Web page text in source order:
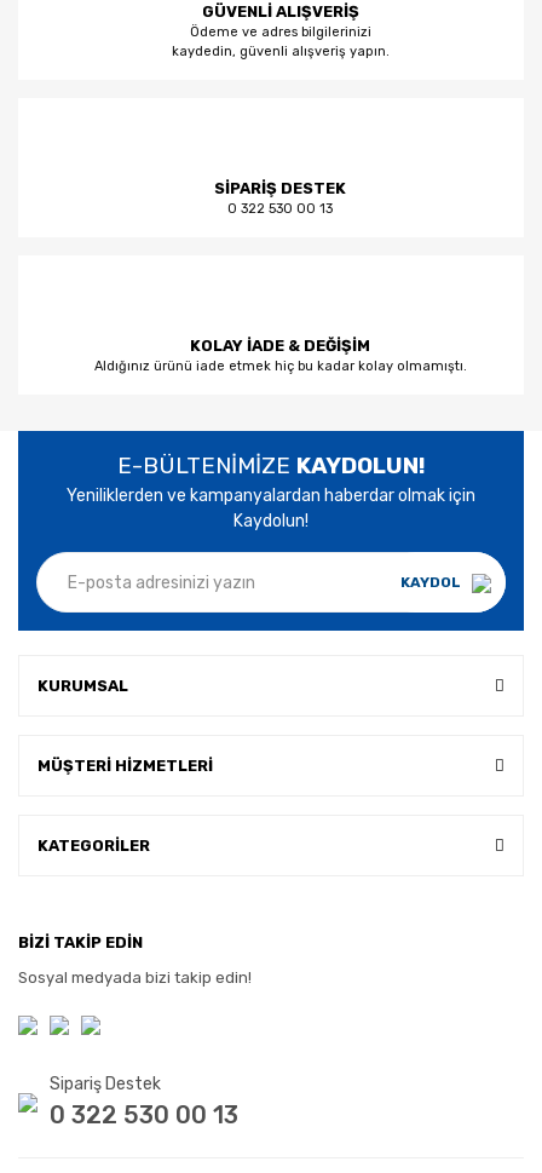
GÜVENLİ ALIŞVERİŞ
Ödeme ve adres bilgilerinizi
kaydedin, güvenli alışveriş yapın.
SİPARİŞ DESTEK
0 322 530 00 13
KOLAY İADE & DEĞİŞİM
Aldığınız ürünü iade etmek hiç bu kadar kolay olmamıştı.
E-BÜLTENİMİZE KAYDOLUN!
Yeniliklerden ve kampanyalardan haberdar olmak için
Kaydolun!
KAYDOL
KURUMSAL
MÜŞTERİ HİZMETLERİ
KATEGORİLER
BİZİ TAKİP EDİN
Sosyal medyada bizi takip edin!
Sipariş Destek
0 322 530 00 13